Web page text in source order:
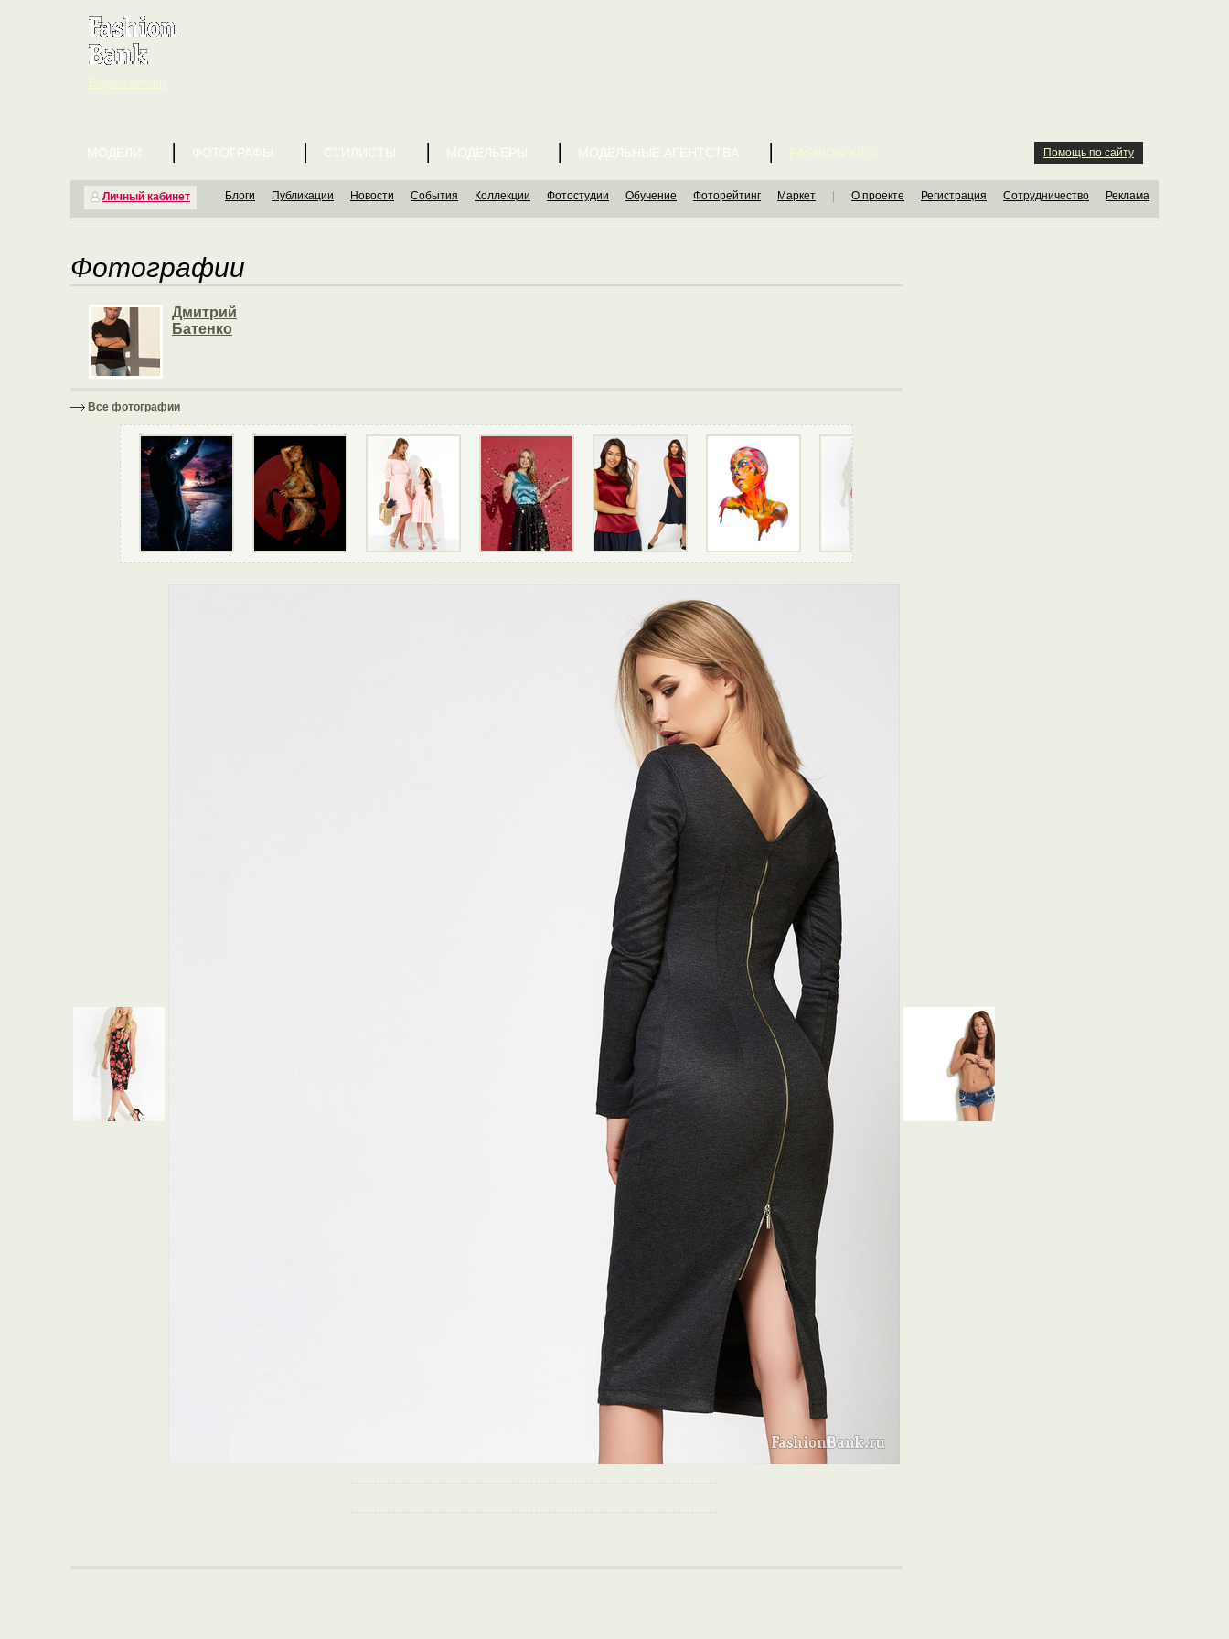
Личный кабинет
МОДЕЛИ ФОТОГРАФЫ СТИЛИСТЫ МОДЕЛЬЕРЫ МОДЕЛЬНЫЕ АГЕНТСТВА Помощь по сайту
Блоги Публикации Новости События Коллекции Фотостудии Обучение Фоторейтинг Маркет О проекте Регистрация Сотрудничество Реклама
Фотографии
Дмитрий
Батенко
Все фотографии